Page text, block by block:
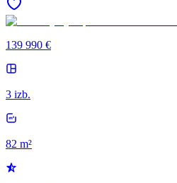
139 990 €
3 izb.
82 m²